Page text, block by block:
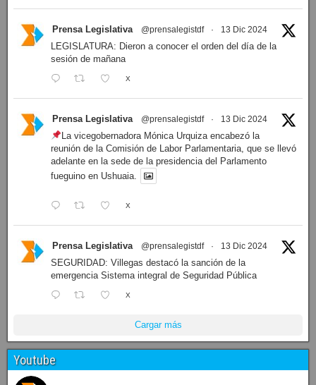
Prensa Legislativa @prensalegistdf · 13 Dic 2024
LEGISLATURA: Dieron a conocer el orden del día de la
sesión de mañana
X
Prensa Legislativa @prensalegistdf · 13 Dic 2024
La vicegobernadora Mónica Urquiza encabezó la
reunión de la Comisión de Labor Parlamentaria, que se llevó
adelante en la sede de la presidencia del Parlamento
fueguino en Ushuaia.
X
Prensa Legislativa @prensalegistdf · 13 Dic 2024
SEGURIDAD: Villegas destacó la sanción de la
emergencia Sistema integral de Seguridad Pública
X
Cargar más
Youtube